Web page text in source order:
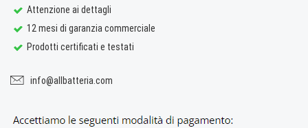
Attenzione ai dettagli
12 mesi di garanzia commerciale
Prodotti certificati e testati
info@allbatteria.com